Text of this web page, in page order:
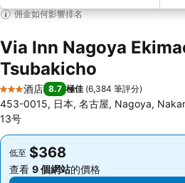
佣金如何影響排名
Via Inn Nagoya
Tsubakicho
3 星級
酒店 8.7 極佳 (6,384 筆評分)
453-0015, 日本, 名古屋, Nagoya,
13号
低至 $368
查看 9 個網站的價格
低至 $368
查看 9 個網站的價格